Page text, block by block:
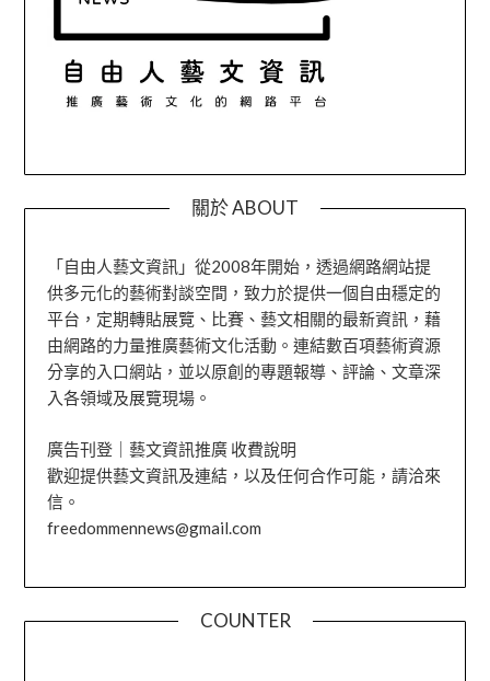
關於 ABOUT
「自由人藝文資訊」從2008年開始，透過網路網站提
供多元化的藝術對談空間，致力於提供一個自由穩定的
平台，定期轉貼展覽、比賽、藝文相關的最新資訊，藉
由網路的力量推廣藝術文化活動。連結數百項藝術資源
分享的入口網站，並以原創的專題報導、評論、文章深
入各領域及展覽現場。
廣告刊登｜藝文資訊推廣 收費說明
歡迎提供藝文資訊及連結，以及任何合作可能，請洽來
信。
freedommennews@gmail.com
COUNTER